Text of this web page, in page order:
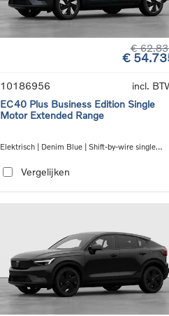
€
€
10186956
incl.
EC40 Plus Business Edition Single
Motor Extended Range
Elektrisch | Denim Blue | Shift-by-wire single
Vergelijken